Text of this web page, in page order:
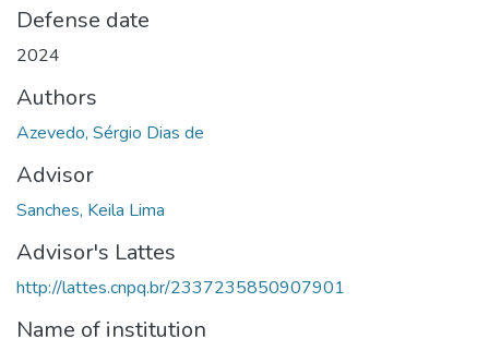
Defense date
2024
Authors
Azevedo, Sérgio Dias de
Advisor
Sanches, Keila Lima
Advisor's Lattes
http://lattes.cnpq.br/2337235850907901
Name of institution